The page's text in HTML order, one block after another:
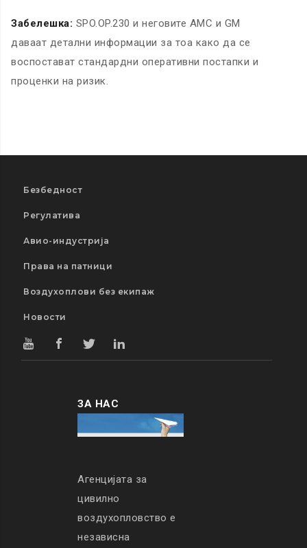
Забелешка: SPO.OP.230 и неговите AMC и GM
даваат детални информации за тоа како да се
воспостават стандардни оперативни постапки и
проценки на ризик.
Безбедност
Регулатива
Авио-индустрија
Права на патници
Воздухоплови без екипаж
Новости
ЗА НАС
Агенцијата за
цивилно
воздухопловство е
независна